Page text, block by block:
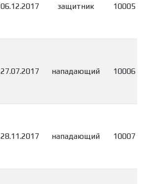
06.12.2017 защитник 10005
27.07.2017 нападающий 10006
28.11.2017 нападающий 10007